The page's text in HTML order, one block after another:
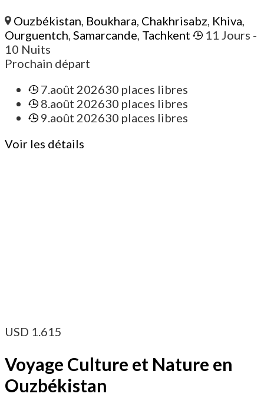
Ouzbékistan, Boukhara, Chakhrisabz, Khiva,
Ourguentch, Samarcande, Tachkent 11 Jours -
10 Nuits
Prochain départ
7.août 202630 places libres
8.août 202630 places libres
9.août 202630 places libres
Voir les détails
USD 1.615
Voyage Culture et Nature en
Ouzbékistan